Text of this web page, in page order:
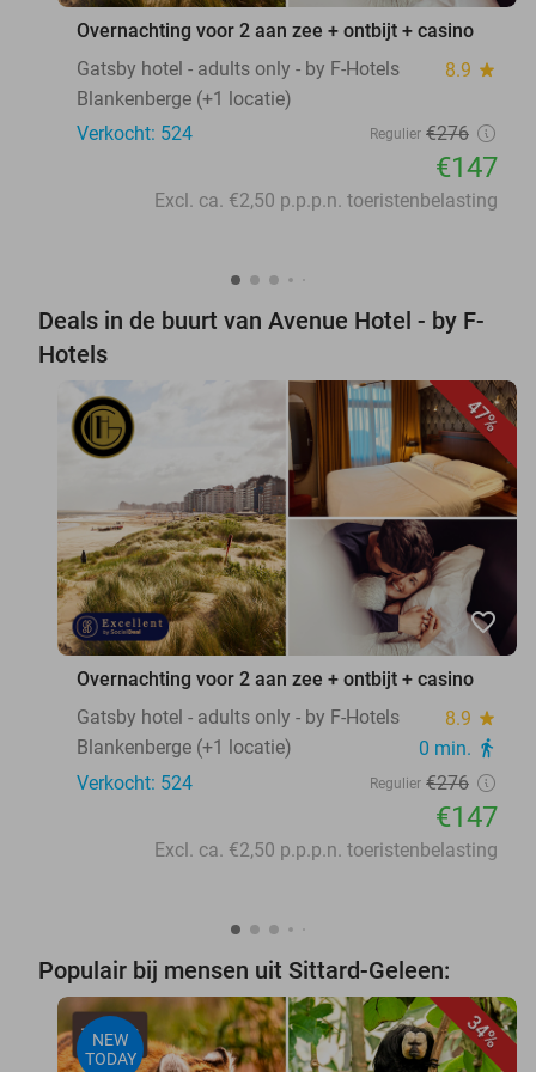
Overnachting voor 2 aan zee + ontbijt + casino
Gatsby hotel - adults only - by F-Hotels
8.9 star
Blankenberge (+1 locatie)
Verkocht: 524
Regulier €276
€147
Excl. ca. €2,50 p.p.p.n. toeristenbelasting
Deals in de buurt van Avenue Hotel - by F-
Hotels
47%
favorite_border
Overnachting voor 2 aan zee + ontbijt + casino
Gatsby hotel - adults only - by F-Hotels
8.9 star
Blankenberge (+1 locatie) 0 min. directions_walk
Verkocht: 524 Regulier €276
€147
Excl. ca. €2,50 p.p.p.n. toeristenbelasting
Populair bij mensen uit Sittard-Geleen:
34%
NEW
TODAY